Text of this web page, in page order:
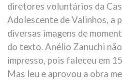
diretores voluntários da
Adolescente de Valinhos, a
diversas imagens de
do texto. Anélio Zanuchi
impresso, pois faleceu em
Mas leu e aprovou a obra